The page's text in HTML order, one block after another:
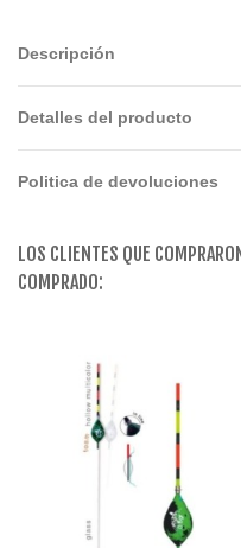
Descripción
Detalles del producto
Politica de devoluciones
LOS CLIENTES QUE
COMPRADO: